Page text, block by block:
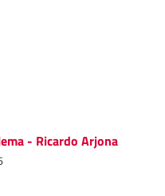
- Ricardo Arjona